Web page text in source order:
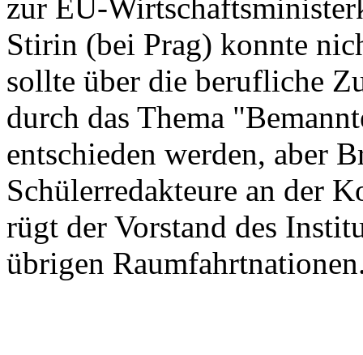
zur EU-
Stirin (bei Prag) konnte
sollte über die berufliche
durch das Thema
entschieden werden, aber
Schülerredakteure an der
rügt der Vorstand des
übrigen